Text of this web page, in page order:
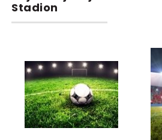
Stadion